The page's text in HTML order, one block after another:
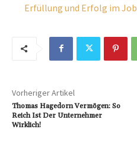
Erfüllung und Erfolg im Job
Vorheriger Artikel
Thomas Hagedorn Vermögen: So
Reich Ist Der Unternehmer
Wirklich!